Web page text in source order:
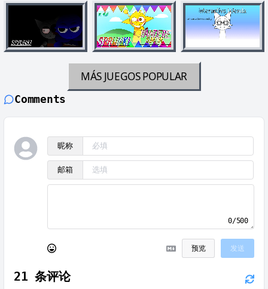
MÁS JUEGOSPOPULAR
Comments
昵称
邮箱
0/500
预览 发送
21 条评论